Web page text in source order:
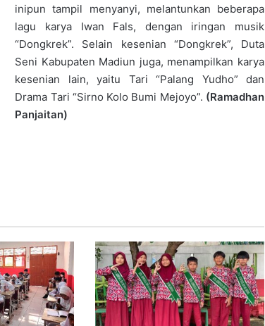
inipun tampil menyanyi, melantunkan beberapa
lagu karya Iwan Fals, dengan iringan musik
“Dongkrek”. Selain kesenian “Dongkrek”, Duta
Seni Kabupaten Madiun juga, menampilkan karya
kesenian lain, yaitu Tari “Palang Yudho” dan
Drama Tari “Sirno Kolo Bumi Mejoyo”. (Ramadhan
Panjaitan)